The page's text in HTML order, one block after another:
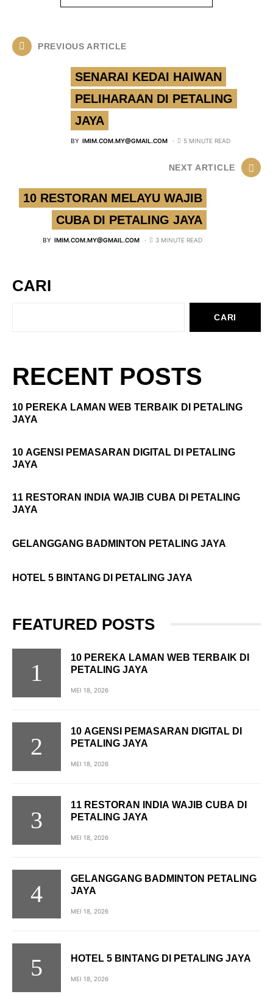
PREVIOUS ARTICLE
SENARAI KEDAI HAIWAN
PELIHARAAN DI PETALING
JAYA
BY IMIM.COM.MY@GMAIL.COM 5 MINUTE READ
NEXT ARTICLE
10 RESTORAN MELAYU WAJIB
CUBA DI PETALING JAYA
BY IMIM.COM.MY@GMAIL.COM 3 MINUTE READ
CARI
CARI
RECENT POSTS
10 PEREKA LAMAN WEB TERBAIK DI PETALING
JAYA
10 AGENSI PEMASARAN DIGITAL DI PETALING
JAYA
11 RESTORAN INDIA WAJIB CUBA DI PETALING
JAYA
GELANGGANG BADMINTON PETALING JAYA
HOTEL 5 BINTANG DI PETALING JAYA
FEATURED POSTS
10 PEREKA LAMAN WEB TERBAIK DI
PETALING JAYA
MEI 18, 2026
10 AGENSI PEMASARAN DIGITAL DI
PETALING JAYA
MEI 18, 2026
11 RESTORAN INDIA WAJIB CUBA DI
PETALING JAYA
MEI 18, 2026
GELANGGANG BADMINTON PETALING
JAYA
MEI 18, 2026
HOTEL 5 BINTANG DI PETALING JAYA
MEI 18, 2026